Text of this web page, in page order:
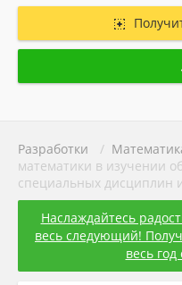
Разработки /
математики в изучении
специальных дисциплин
Наслаждайтесь
весь следующий!
весь год